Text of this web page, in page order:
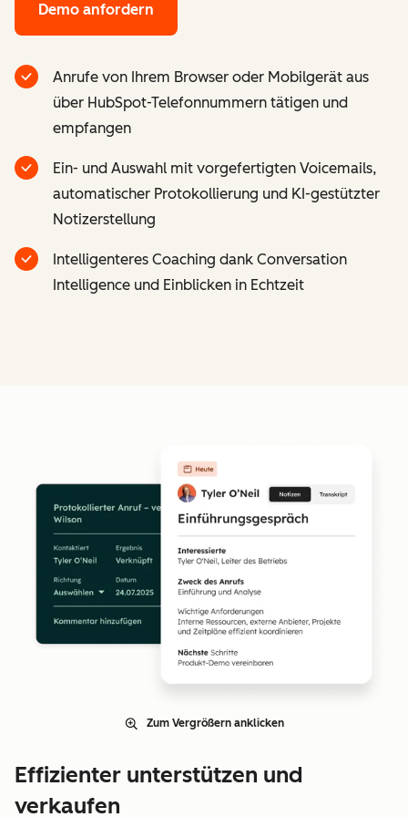
Demo anfordern
Anrufe von Ihrem Browser oder Mobilgerät aus
über HubSpot-Telefonnummern tätigen und
empfangen
Ein- und Auswahl mit vorgefertigten Voicemails,
automatischer Protokollierung und KI-gestützter
Notizerstellung
Intelligenteres Coaching dank Conversation
Intelligence und Einblicken in Echtzeit
Zum Vergrößern anklicken
Effizienter unterstützen und
verkaufen